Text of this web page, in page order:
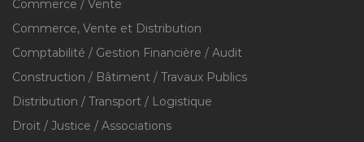
Commerce / Vente
Commerce, Vente et Distribution
Comptabilité / Gestion Financière / Audit
Construction / Bâtiment / Travaux Publics
Distribution / Transport / Logistique
Droit / Justice / Associations